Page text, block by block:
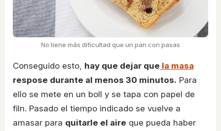
No tiene más dificultad que un pan con pasas
Conseguido esto, hay que dejar que la masa
respose durante al menos 30 minutos. Para
ello se mete en un boll y se tapa con papel de
filn. Pasado el tiempo indicado se vuelve a
amasar para quitarle el aire que pueda haber